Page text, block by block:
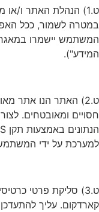
ט.1) הנהלת האתר ו/
במטרה לשמור, ככל
המשתמש יישמרו
המידע").
ט.2) האתר הנו אתר
חסויים ומאובטחים.
למערכת על ידי
ט.3) סליקת פרטי
קארדקום. עליך